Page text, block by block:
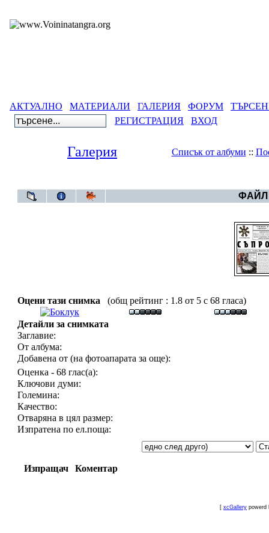
АКТУАЛНО МАТЕРИАЛИ ГАЛЕРИЯ ФОРУМ
РЕГИСТРАЦИЯ
ВХОД
Галерия Списък от албуми ::
ФАЙЛ
Оцени тази снимка (общ рейтинг : 1.8 от 5 с 68 гласа)
Детайли за снимката
Заглавие:
От албума:
Добавена от (на фотоапарата за още):
Оценка - 68 глас(а):
Ключови думи:
Големина:
Качество:
Отваряна в цял размер:
Изпратена по ел.поща:
Изпращач Коментар
[ xcGallery